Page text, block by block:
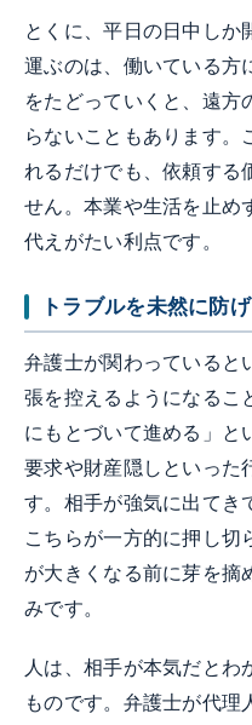
とくに、平日の日中しか
運ぶのは、働いている方
をたどっていくと、遠方
らないこともあります。
れるだけでも、依頼する
せん。本業や生活を止め
代えがたい利点です。
トラブルを未然に防
弁護士が関わっていると
張を控えるようになるこ
にもとづいて進める」と
要求や財産隠しといった
す。相手が強気に出てき
こちらが一方的に押し切
が大きくなる前に芽を摘
みです。
人は、相手が本気だとわ
ものです。弁護士が代